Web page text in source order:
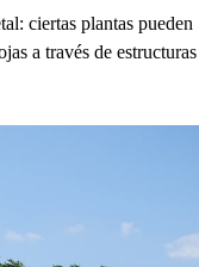
ciertas plantas pueden
a través de estructuras